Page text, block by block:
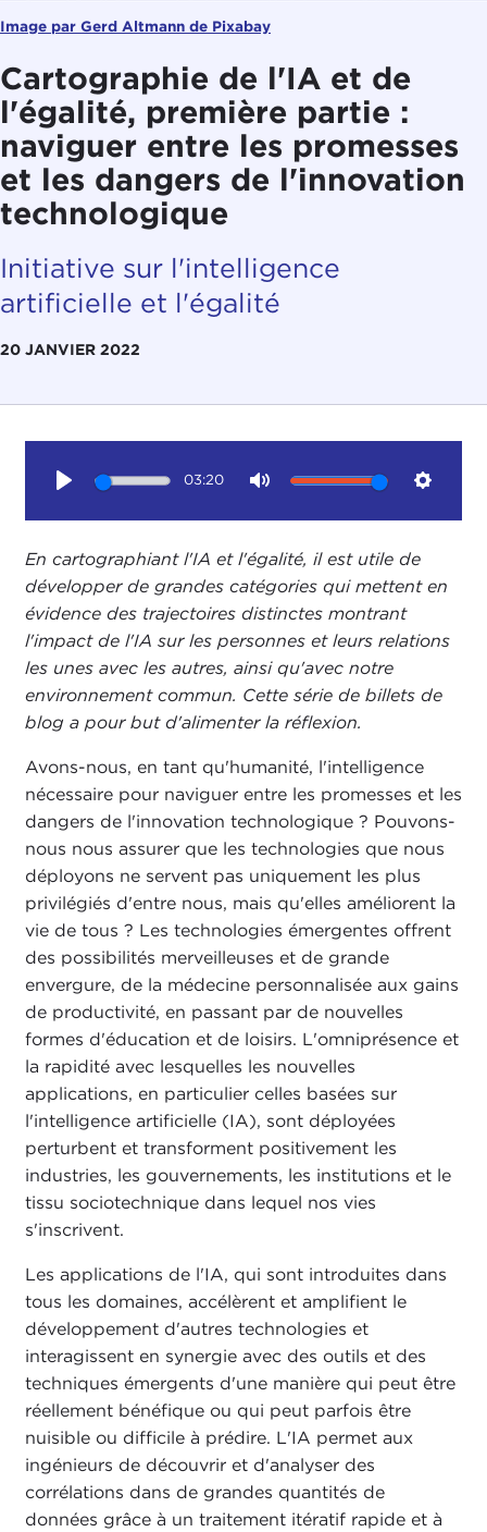
Image par Gerd Altmann de Pixabay
Cartographie de l'IA et de
l'égalité, première partie :
naviguer entre les promesses
et les dangers de l'innovation
technologique
Initiative sur l'intelligence
artificielle et l'égalité
20 JANVIER 2022
03:20
En cartographiant l'IA et l'égalité, il est utile de
développer de grandes catégories qui mettent en
évidence des trajectoires distinctes montrant
l'impact de l'IA sur les personnes et leurs relations
les unes avec les autres, ainsi qu'avec notre
environnement commun. Cette série de billets de
blog a pour but d'alimenter la réflexion.
Avons-nous, en tant qu'humanité, l'intelligence
nécessaire pour naviguer entre les promesses et les
dangers de l'innovation technologique ? Pouvons-
nous nous assurer que les technologies que nous
déployons ne servent pas uniquement les plus
privilégiés d'entre nous, mais qu'elles améliorent la
vie de tous ? Les technologies émergentes offrent
des possibilités merveilleuses et de grande
envergure, de la médecine personnalisée aux gains
de productivité, en passant par de nouvelles
formes d'éducation et de loisirs. L'omniprésence et
la rapidité avec lesquelles les nouvelles
applications, en particulier celles basées sur
l'intelligence artificielle (IA), sont déployées
perturbent et transforment positivement les
industries, les gouvernements, les institutions et le
tissu sociotechnique dans lequel nos vies
s'inscrivent.
Les applications de l'IA, qui sont introduites dans
tous les domaines, accélèrent et amplifient le
développement d'autres technologies et
interagissent en synergie avec des outils et des
techniques émergents d'une manière qui peut être
réellement bénéfique ou qui peut parfois être
nuisible ou difficile à prédire. L'IA permet aux
ingénieurs de découvrir et d'analyser des
corrélations dans de grandes quantités de
données grâce à un traitement itératif rapide et à